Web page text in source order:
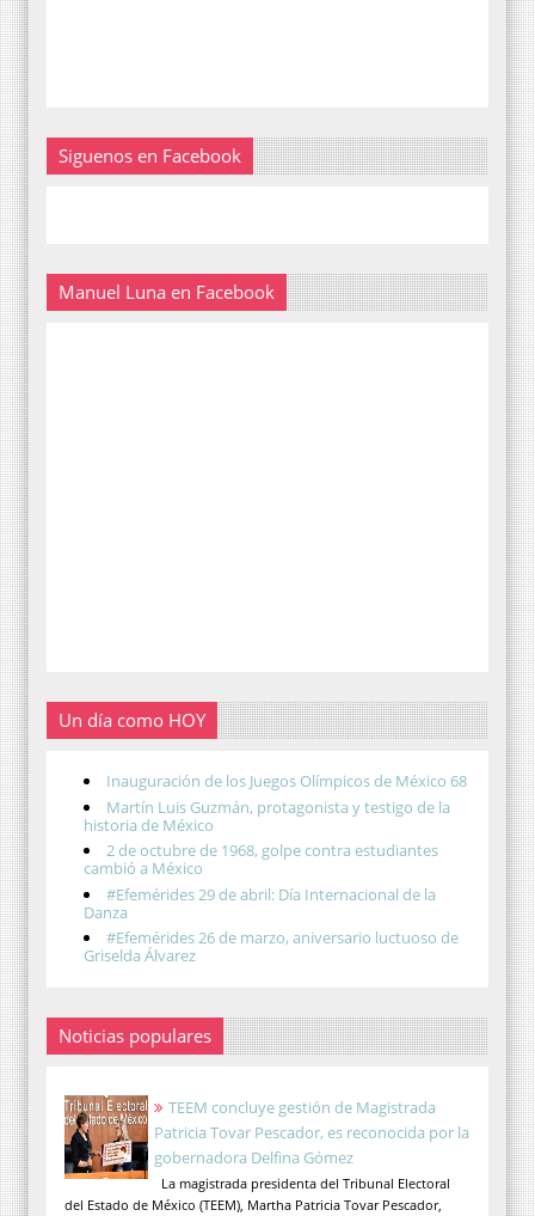
Siguenos en Facebook
Manuel Luna en Facebook
Un día como HOY
Inauguración de los Juegos Olímpicos de México 68
Martín Luis Guzmán, protagonista y testigo de la
historia de México
2 de octubre de 1968, golpe contra estudiantes
cambió a México
#Efemérides 29 de abril: Día Internacional de la
Danza
#Efemérides 26 de marzo, aniversario luctuoso de
Griselda Álvarez
Noticias populares
TEEM concluye gestión de Magistrada
Patricia Tovar Pescador, es reconocida por la
gobernadora Delfina Gómez
La magistrada presidenta del Tribunal Electoral
del Estado de México (TEEM), Martha Patricia Tovar Pescador,